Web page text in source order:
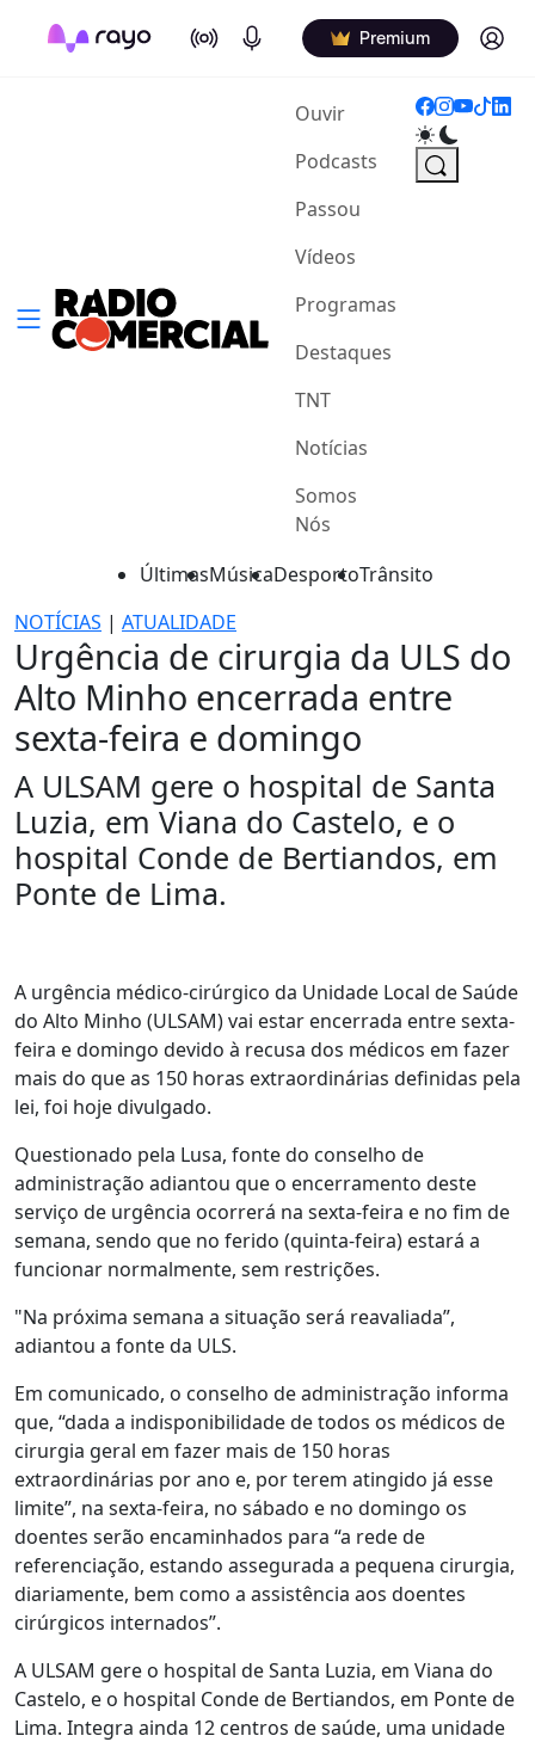
On Air Podcasts Premium Log in
Ouvir(current)
Podcasts
Passou
Vídeos
Programas
Destaques
TNT
Notícias
Somos
Nós
ÚltimasMúsicaDesportoTrânsito
NOTÍCIAS | ATUALIDADE
Urgência de cirurgia da ULS do
Alto Minho encerrada entre
sexta-feira e domingo
A ULSAM gere o hospital de Santa
Luzia, em Viana do Castelo, e o
hospital Conde de Bertiandos, em
Ponte de Lima.
A urgência médico-cirúrgico da Unidade Local de Saúde
do Alto Minho (ULSAM) vai estar encerrada entre sexta-
feira e domingo devido à recusa dos médicos em fazer
mais do que as 150 horas extraordinárias definidas pela
lei, foi hoje divulgado.
Questionado pela Lusa, fonte do conselho de
administração adiantou que o encerramento deste
serviço de urgência ocorrerá na sexta-feira e no fim de
semana, sendo que no ferido (quinta-feira) estará a
funcionar normalmente, sem restrições.
"Na próxima semana a situação será reavaliada”,
adiantou a fonte da ULS.
Em comunicado, o conselho de administração informa
que, “dada a indisponibilidade de todos os médicos de
cirurgia geral em fazer mais de 150 horas
extraordinárias por ano e, por terem atingido já esse
limite”, na sexta-feira, no sábado e no domingo os
doentes serão encaminhados para “a rede de
referenciação, estando assegurada a pequena cirurgia,
diariamente, bem como a assistência aos doentes
cirúrgicos internados”.
A ULSAM gere o hospital de Santa Luzia, em Viana do
Castelo, e o hospital Conde de Bertiandos, em Ponte de
Lima. Integra ainda 12 centros de saúde, uma unidade